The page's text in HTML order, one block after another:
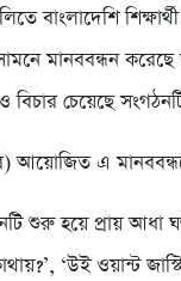
বাংলাদেশি
সামনে মানববন্ধন
চেয়েছে
আয়োজিত এ
শুরু হয়ে প্রায় আধা
‘উই ওয়ান্ট